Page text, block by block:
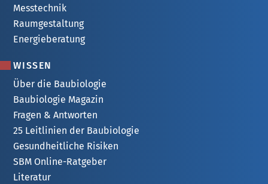
Messtechnik
Raumgestaltung
Energieberatung
WISSEN
Über die Baubiologie
Baubiologie Magazin
Fragen & Antworten
25 Leitlinien der Baubiologie
Gesundheitliche Risiken
SBM Online-Ratgeber
Literatur